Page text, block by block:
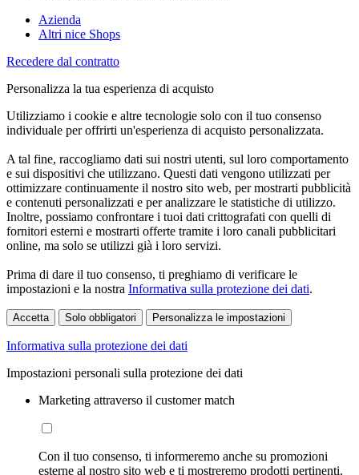
Azienda
Altri nice Shops
Recedere dal contratto
Personalizza la tua esperienza di acquisto
Utilizziamo i cookie e altre tecnologie solo con il tuo consenso
individuale per offrirti un'esperienza di acquisto personalizzata.
A tal fine, raccogliamo dati sui nostri utenti, sul loro comportamento
e sui dispositivi che utilizzano. Questi dati vengono utilizzati per
ottimizzare continuamente il nostro sito web, per mostrarti pubblicità
e contenuti personalizzati e per analizzare le statistiche di utilizzo.
Inoltre, possiamo confrontare i tuoi dati crittografati con quelli di
fornitori esterni e mostrarti offerte tramite i loro canali pubblicitari
online, ma solo se utilizzi già i loro servizi.
Prima di dare il tuo consenso, ti preghiamo di verificare le
impostazioni e la nostra Informativa sulla protezione dei dati.
Accetta Solo obbligatori Personalizza le impostazioni
Informativa sulla protezione dei dati
Impostazioni personali sulla protezione dei dati
Marketing attraverso il customer match
Con il tuo consenso, ti informeremo anche su promozioni
esterne al nostro sito web e ti mostreremo prodotti pertinenti.